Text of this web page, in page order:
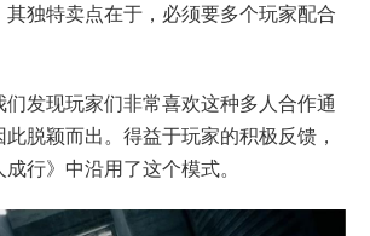
独特卖点在于，必须要多个玩家配合
发现玩家们非常喜欢这种多人合作通
脱颖而出。得益于玩家的积极反馈，
行》中沿用了这个模式。